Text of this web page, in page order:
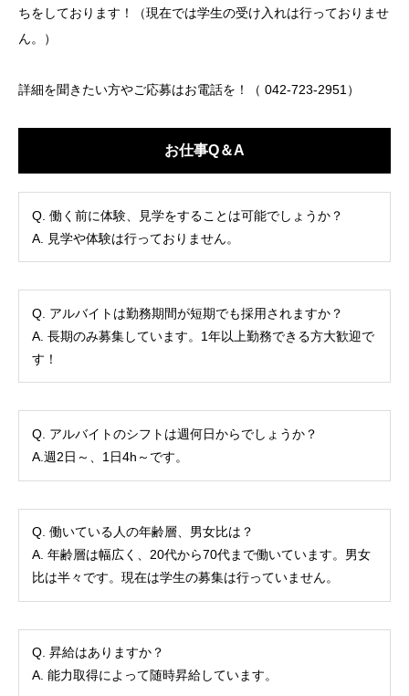
ちをしております！（現在では学生の受け入れは行っておりませ
ん。）
詳細を聞きたい方やご応募はお電話を！（ 042-723-2951）
お仕事Q＆A
Q. 働く前に体験、見学をすることは可能でしょうか？
A. 見学や体験は行っておりません。
Q. アルバイトは勤務期間が短期でも採用されますか？
A. 長期のみ募集しています。1年以上勤務できる方大歓迎で
す！
Q. アルバイトのシフトは週何日からでしょうか？
A.週2日～、1日4h～です。
Q. 働いている人の年齢層、男女比は？
A. 年齢層は幅広く、20代から70代まで働いています。男女
比は半々です。現在は学生の募集は行っていません。
Q. 昇給はありますか？
A. 能力取得によって随時昇給しています。